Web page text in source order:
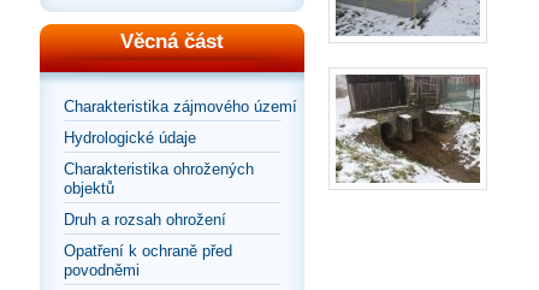
Věcná část
Charakteristika zájmového území
Hydrologické údaje
Charakteristika ohrožených
objektů
Druh a rozsah ohrožení
Opatření k ochraně před
povodněmi